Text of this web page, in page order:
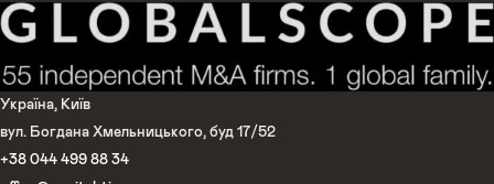
Україна, Київ
вул. Богдана Хмельницького, буд 17/52
+38 044 499 88 34